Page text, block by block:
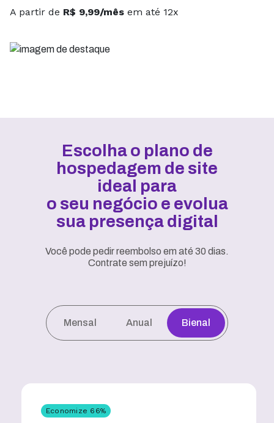
A partir de R$ 9,99/mês em até 12x
Escolha o plano de
hospedagem de site
ideal para
o seu negócio e evolua
sua presença digital
Você pode pedir reembolso em até 30 dias.
Contrate sem prejuízo!
Mensal Anual Bienal
Economize 66%